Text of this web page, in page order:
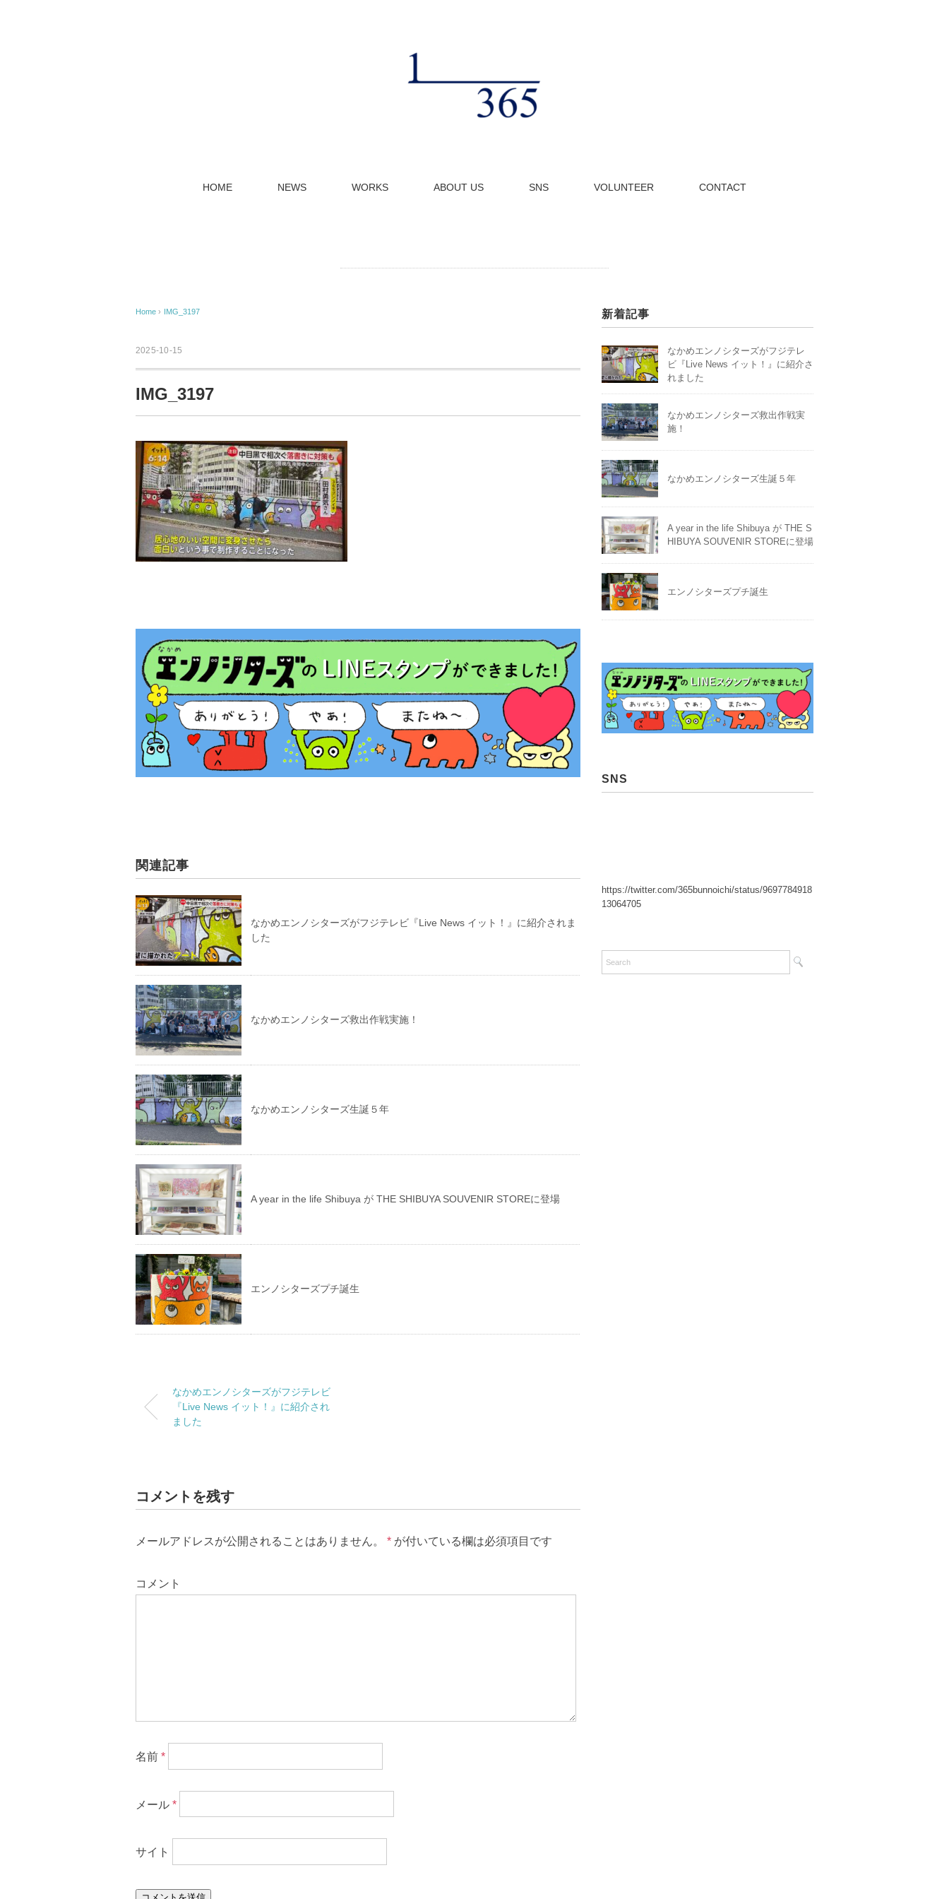
HOME NEWS WORKS ABOUT US SNS VOLUNTEER CONTACT
Home › IMG_3197
2025-10-15
IMG_3197
関連記事
なかめエンノシターズがフジテレビ『Live News イット！』に紹介されま
した
なかめエンノシターズ救出作戦実施！
なかめエンノシターズ生誕５年
A year in the life Shibuya が THE SHIBUYA SOUVENIR STOREに登場
エンノシターズプチ誕生
なかめエンノシターズがフジテレビ
『Live News イット！』に紹介され
ました
コメントを残す
メールアドレスが公開されることはありません。 * が付いている欄は必須項目です
コメント
名前 *
メール *
サイト
新着記事
なかめエンノシターズがフジテレ
ビ『Live News イット！』に紹介さ
れました
なかめエンノシターズ救出作戦実
施！
なかめエンノシターズ生誕５年
A year in the life Shibuya が THE S
HIBUYA SOUVENIR STOREに登場
エンノシターズプチ誕生
SNS
https://twitter.com/365bunnoichi/status/9697784918
13064705